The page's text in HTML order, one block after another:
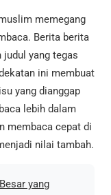
memegang
Berita berita
judul yang tegas
ini membuat
yang dianggap
lebih dalam
membaca cepat di
nilai tambah.
yang